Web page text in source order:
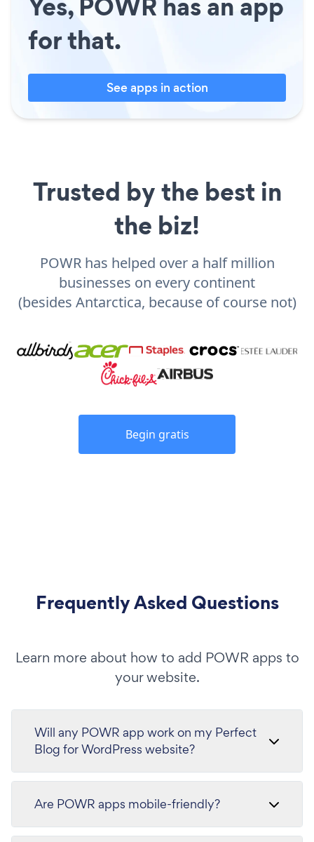
for that.
See apps in action
Trusted by the best in
the biz!
POWR has helped over a half million
businesses on every continent
(besides Antarctica, because of course not)
Begin gratis
Frequently Asked Questions
Learn more about how to add POWR apps to
your website.
Will any POWR app work on my Perfect
Blog for WordPress website?
Are POWR apps mobile-friendly?